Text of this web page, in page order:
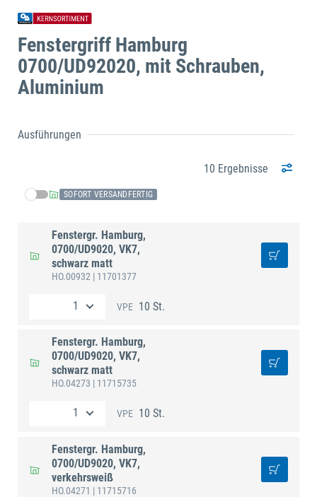
Fenstergriff Hamburg
0700/UD92020, mit Schrauben,
Aluminium
Ausführungen
10 Ergebnisse
SOFORT VERSANDFERTIG
Fenstergr. Hamburg,
0700/UD9020, VK7,
schwarz matt
HO.00932 | 11701377
VPE 10 St.
Fenstergr. Hamburg,
0700/UD9020, VK7,
schwarz matt
HO.04273 | 11715735
VPE 10 St.
Fenstergr. Hamburg,
0700/UD9020, VK7,
verkehrsweiß
HO.04271 | 11715716